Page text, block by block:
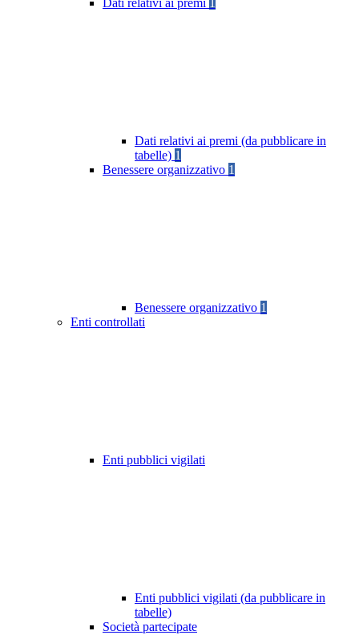
Dati relativi ai premi
Dati relativi ai premi (da pubblicare in
tabelle) 1
Benessere organizzativo 1
Benessere organizzativo 1
Enti controllati
Enti pubblici vigilati
Enti pubblici vigilati (da pubblicare in
tabelle)
Società partecipate